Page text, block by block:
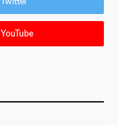
YouTube